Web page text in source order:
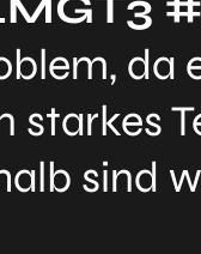
da
sind